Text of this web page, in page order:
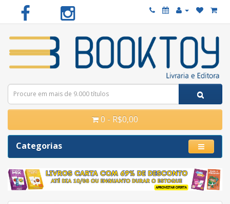
0 - R$0,00
Categorias